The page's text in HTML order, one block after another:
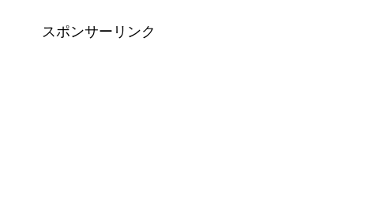
スポンサーリンク